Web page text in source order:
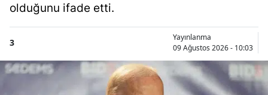
olduğunu ifade etti.
3
Yayınlanma
09 Ağustos 2026 - 10:03